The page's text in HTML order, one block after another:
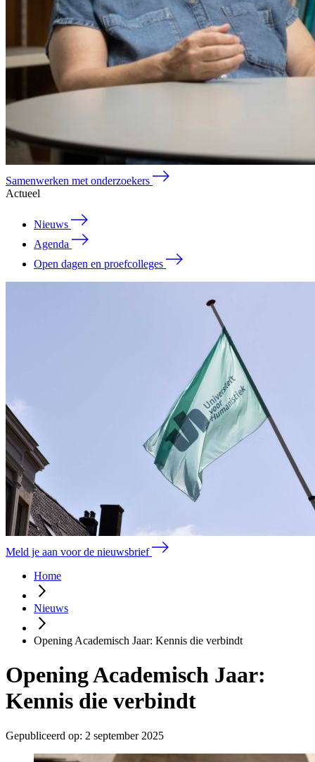
Samenwerken met onderzoekers
Actueel
Nieuws
Agenda
Open dagen en proefcolleges
Meld je aan voor de nieuwsbrief
Home
Nieuws
Opening Academisch Jaar: Kennis die verbindt
Opening Academisch Jaar:
Kennis die verbindt
Gepubliceerd op: 2 september 2025